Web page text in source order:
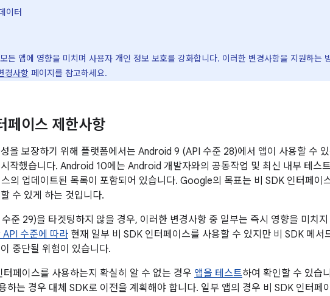
이터
든 앱에 영향을 미치며 사용자 개인 정보 보호를 강화합니다. 이러한 변경사항을 지원하는
경사항 페이지를 참고하세요.
페이스 제한사항
을 보장하기 위해 플랫폼에서는 Android 9 (API 수준 28)에서 앱이 사용할 수
작했습니다. Android 10에는 Android 개발자와의 공동작업 및 최신 내부 테스
의 업데이트된 목록이 포함되어 있습니다. Google의 목표는 비 SDK 인터페이
수 있게 하는 것입니다.
준 29)을 타겟팅하지 않을 경우, 이러한 변경사항 중 일부는 즉시 영향을 미치
API 수준에 따라 현재 일부 비 SDK 인터페이스를 사용할 수 있지만 비 SDK 메서
중단될 위험이 있습니다.
터페이스를 사용하는지 확실히 알 수 없는 경우 앱을 테스트하여 확인할 수 있습
하는 경우 대체 SDK로 이전을 계획해야 합니다. 일부 앱의 경우 비 SDK 인터페